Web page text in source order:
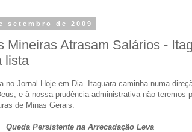
setembro de 2009
Mineiras Atrasam Salários -
lista
no Jornal Hoje em Dia. Itaguara caminha numa
e à nossa prudência administrativa não teremos
de Minas Gerais.
Queda Persistente na Arrecadação Leva